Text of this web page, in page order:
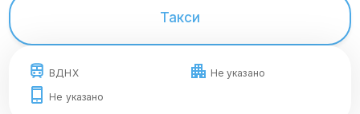
Такси
ВДНХ
Не указано
Не указано